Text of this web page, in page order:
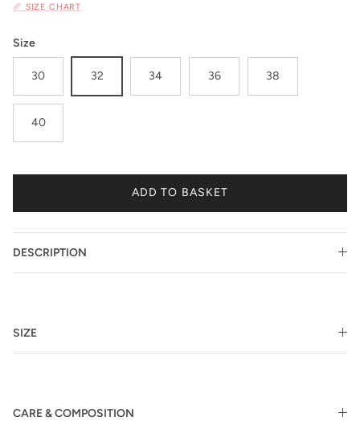
📏 SIZE CHART
Size
30 32 34 36 38
40
ADD TO BASKET
DESCRIPTION
SIZE
CARE & COMPOSITION